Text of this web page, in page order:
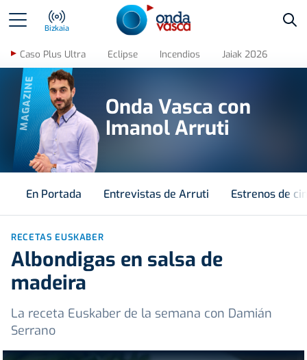
Bizkaia
Caso Plus Ultra Eclipse Incendios Jaiak 2026
MAGAZINE
Onda Vasca con
Imanol Arruti
En Portada Entrevistas de Arruti Estrenos de
RECETAS EUSKABER
Albondigas en salsa de
madeira
La receta Euskaber de la semana con Damián
Serrano